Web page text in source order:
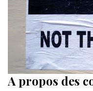
A propos des